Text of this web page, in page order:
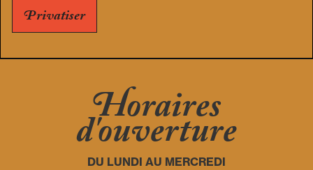
Privatiser
Horaires
d'ouverture
DU LUNDI AU MERCREDI